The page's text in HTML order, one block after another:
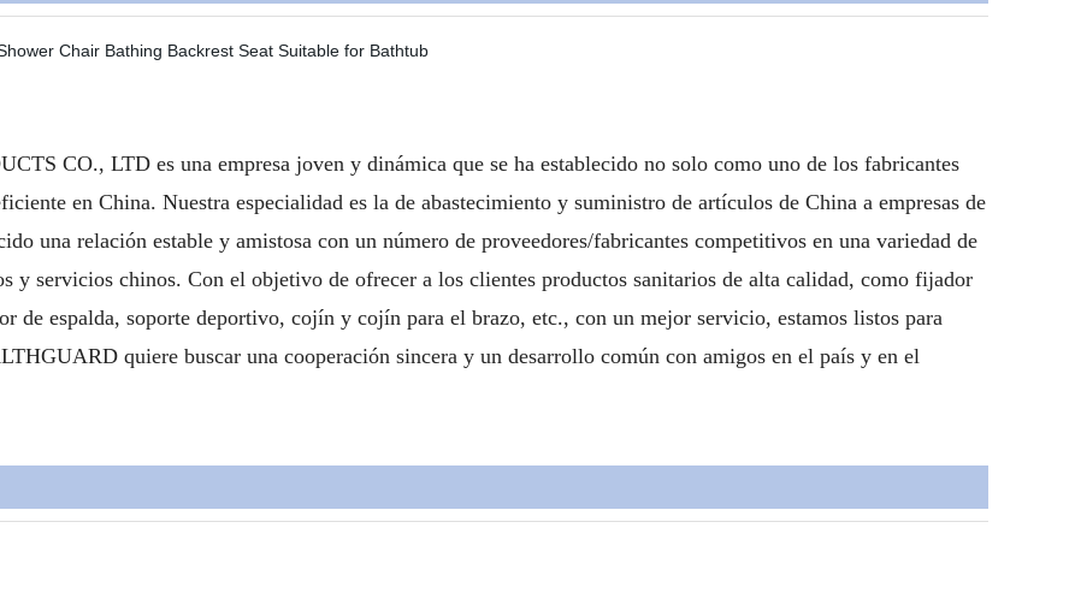
CO., LTD es una empresa joven y dinámica que se ha establecido no solo como uno de los fabricantes
en China. Nuestra especialidad es la de abastecimiento y suministro de artículos de China a empresas de
una relación estable y amistosa con un número de proveedores/fabricantes competitivos en una variedad de
y servicios chinos. Con el objetivo de ofrecer a los clientes productos sanitarios de alta calidad, como fijador
de espalda, soporte deportivo, cojín y cojín para el brazo, etc., con un mejor servicio, estamos listos para
quiere buscar una cooperación sincera y un desarrollo común con amigos en el país y en el